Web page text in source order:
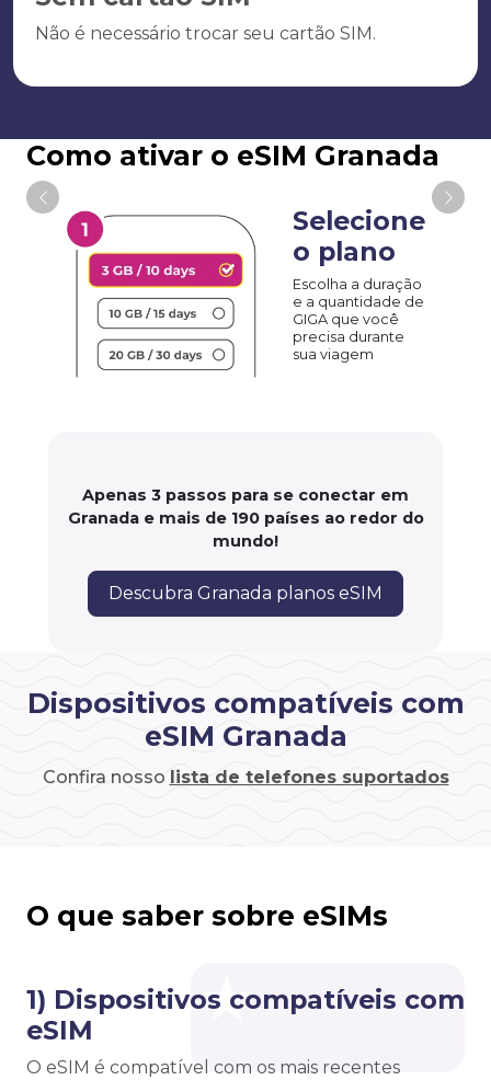
Não é necessário trocar seu cartão SIM.
Como ativar o eSIM Granada
Selecione
o plano
Escolha a duração
e a quantidade de
GIGA que você
precisa durante
sua viagem
Apenas 3 passos para se conectar em
Granada e mais de 190 países ao redor do
mundo!
Descubra Granada planos eSIM
Dispositivos compatíveis com
eSIM Granada
Confira nosso lista de telefones suportados
O que saber sobre eSIMs
1) Dispositivos compatíveis com
eSIM
O eSIM é compatível com os mais recentes